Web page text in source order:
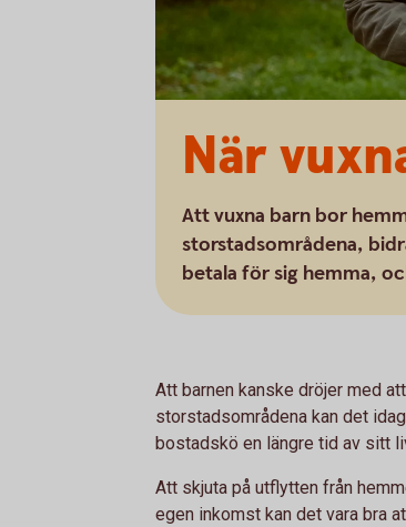
När
Att vuxna barn bor
storstadsområdena,
betala för sig hemma,
Att barnen kanske dröjer med
storstadsområdena kan det
bostadskö en längre tid av sitt
Att skjuta på utflytten från
egen inkomst kan det vara bra